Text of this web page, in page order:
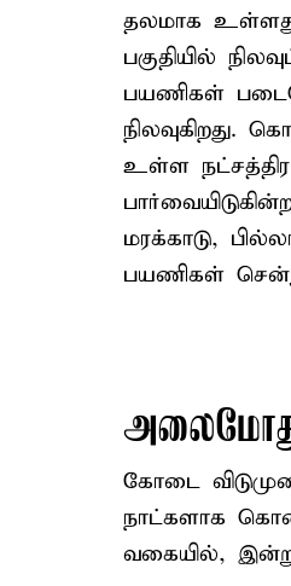
தலமாக
பகுதியில்
பயணிகள்
நிலவுகிறது.
உள்ள நட்சத்திர
மரக்காடு,
பயணிகள்
கோடை
நாட்களாக
வகையில்,